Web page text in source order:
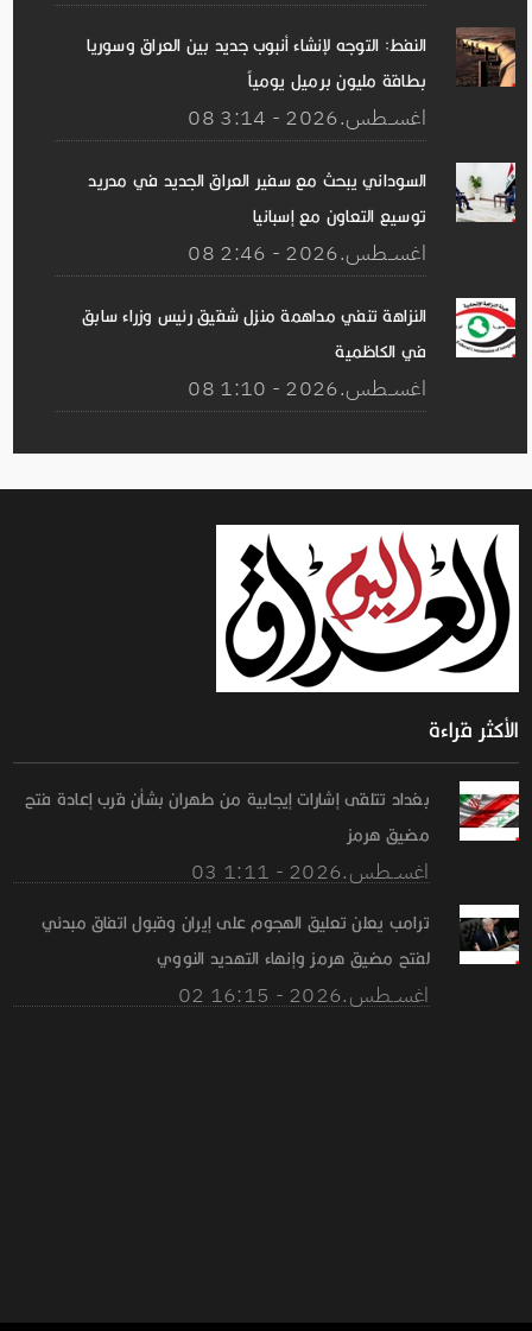
النفط: التوجه لإنشاء أنبوب جديد بين العراق وسوريا
بطاقة مليون برميل يومياً
08 اغســطس.2026 - 3:14
السوداني يبحث مع سفير العراق الجديد في مدريد
توسيع التعاون مع إسبانيا
08 اغســطس.2026 - 2:46
النزاهة تنفي مداهمة منزل شقيق رئيس وزراء سابق
في الكاظمية
08 اغســطس.2026 - 1:10
الأكثر قراءة
بغداد تتلقى إشارات إيجابية من طهران بشأن قرب إعادة فتح
مضيق هرمز
03 اغســطس.2026 - 1:11
ترامب يعلن تعليق الهجوم على إيران وقبول اتفاق مبدئي
لفتح مضيق هرمز وإنهاء التهديد النووي
02 اغســطس.2026 - 16:15